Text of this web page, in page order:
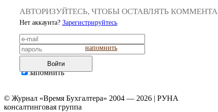
АВТОРИЗУЙТЕСЬ, ЧТОБЫ ОСТАВЛЯТЬ
Нет аккаунта? Зарегистрируйтесь
напомнить
Войти
запомнить
© Журнал «Время Бухгалтера» 2004 — 2026 | РУНА
консалтинговая группа